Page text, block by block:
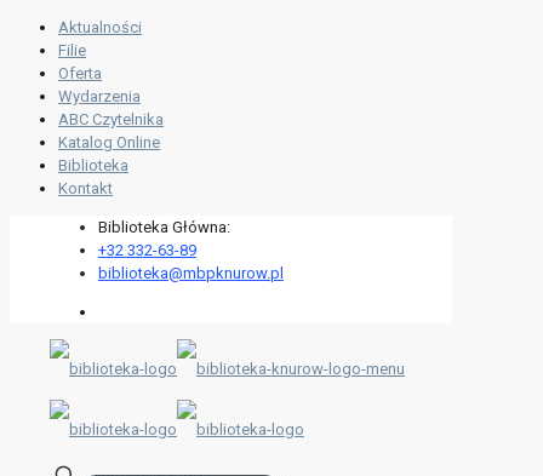
Aktualności
Filie
Oferta
Wydarzenia
ABC Czytelnika
Katalog Online
Biblioteka
Kontakt
Biblioteka Główna:
+32 332-63-89
biblioteka@mbpknurow.pl